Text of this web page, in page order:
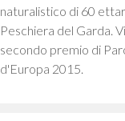
naturalistico di 60
Peschiera del Garda.
secondo premio di
d'Europa 2015.